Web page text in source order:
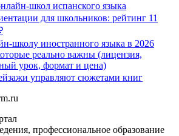
школ испанского языка
для школьников: рейтинг 11
школу иностранного языка в 2026
реально важны (лицензия,
урок, формат и цена)
управляют сюжетами книг
профессиональное образование